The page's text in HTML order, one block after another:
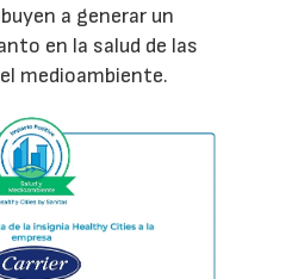
a generar un
en la salud de las
medioambiente.